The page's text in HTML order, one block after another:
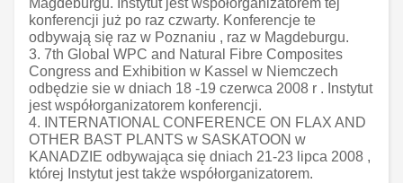
Magdeburgu. Instytut jest współorganizatorem tej
konferencji już po raz czwarty. Konferencje te
odbywają się raz w Poznaniu , raz w Magdeburgu.
3. 7th Global WPC and Natural Fibre Composites
Congress and Exhibition w Kassel w Niemczech
odbędzie sie w dniach 18 -19 czerwca 2008 r . Instytut
jest współorganizatorem konferencji.
4. INTERNATIONAL CONFERENCE ON FLAX AND
OTHER BAST PLANTS w SASKATOON w
KANADZIE odbywająca się dniach 21-23 lipca 2008 ,
której Instytut jest także współorganizatorem.